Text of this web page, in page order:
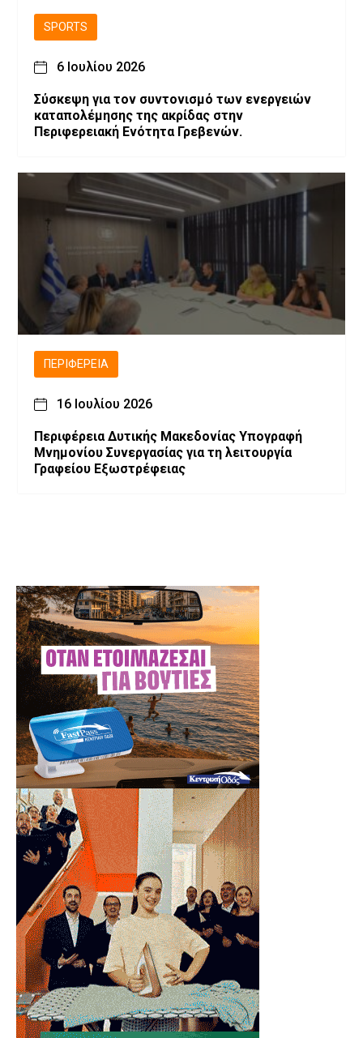
SPORTS
6 Ιουλίου 2026
Σύσκεψη για τον συντονισμό των ενεργειών
καταπολέμησης της ακρίδας στην
Περιφερειακή Ενότητα Γρεβενών.
ΠΕΡΙΦΈΡΕΙΑ
16 Ιουλίου 2026
Περιφέρεια Δυτικής Μακεδονίας Υπογραφή
Μνημονίου Συνεργασίας για τη λειτουργία